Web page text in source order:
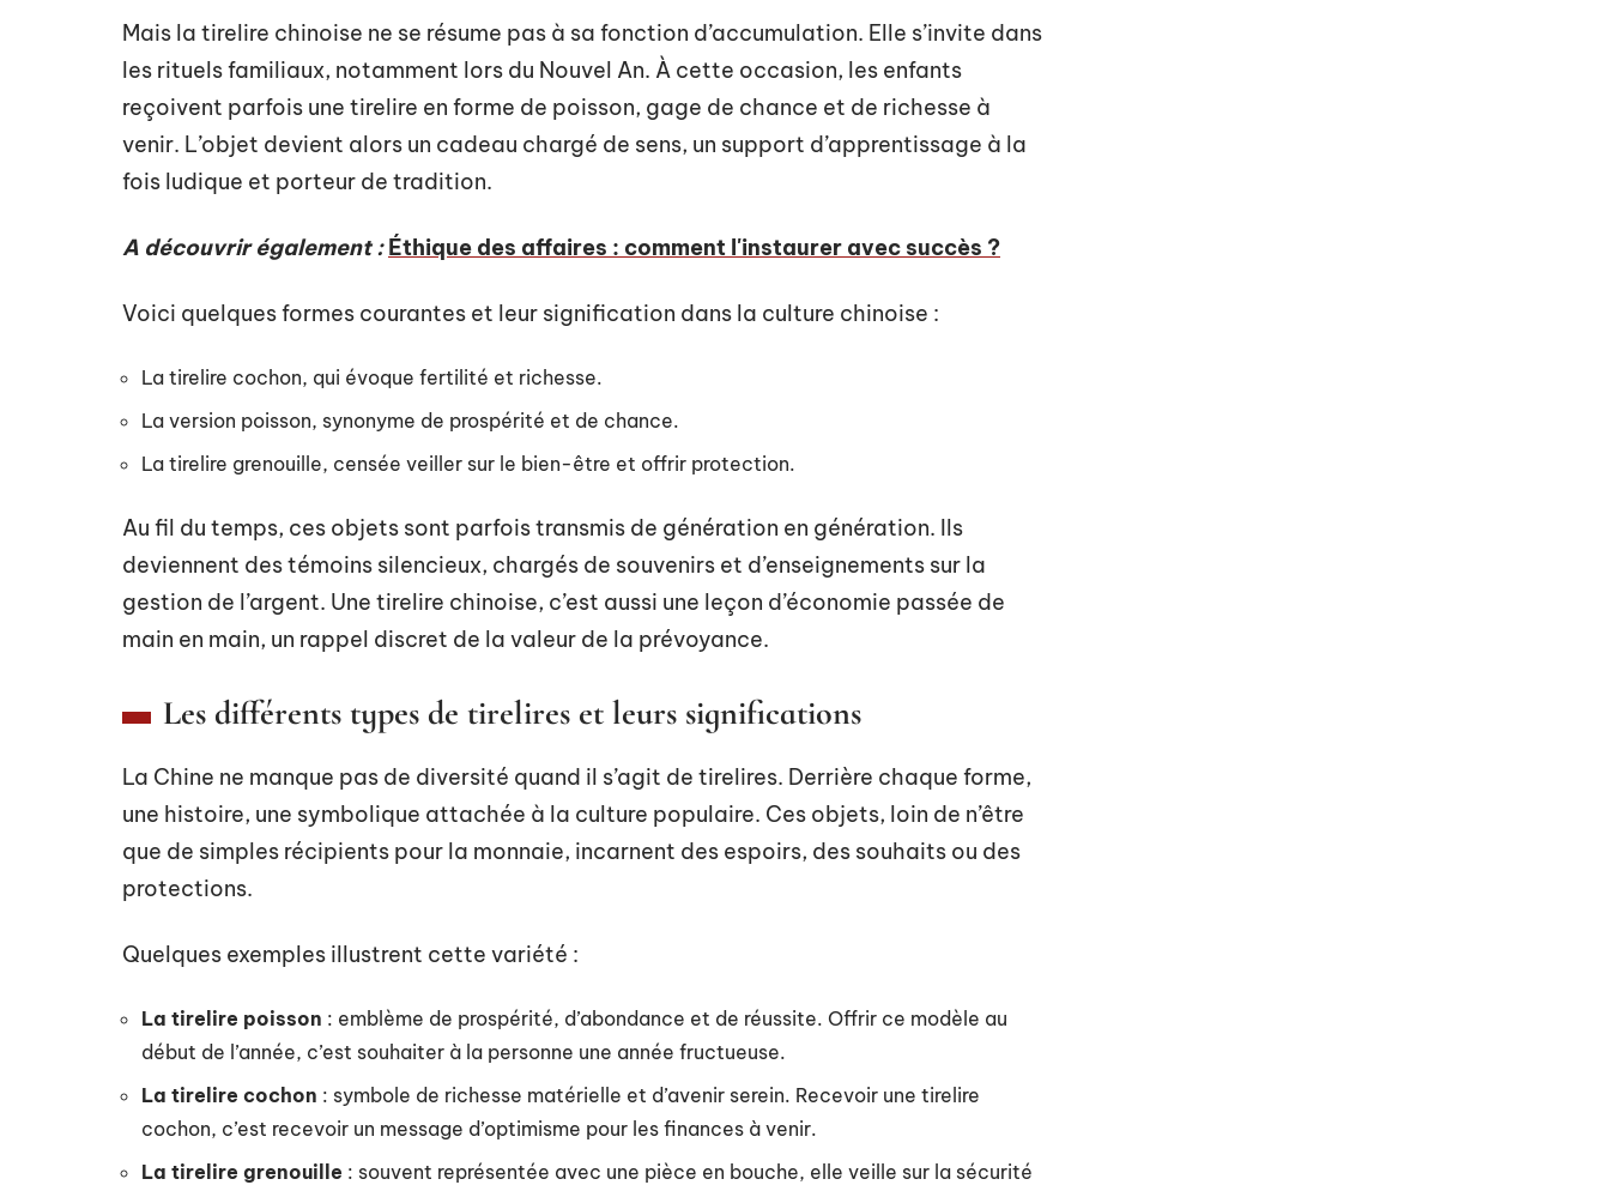
Mais la tirelire chinoise ne se résume pas à sa fonction d’accumulation. Elle s’invite dans
les rituels familiaux, notamment lors du Nouvel An. À cette occasion, les enfants
reçoivent parfois une tirelire en forme de poisson, gage de chance et de richesse à
venir. L’objet devient alors un cadeau chargé de sens, un support d’apprentissage à la
fois ludique et porteur de tradition.
A découvrir également : Éthique des affaires : comment l'instaurer avec succès ?
Voici quelques formes courantes et leur signification dans la culture chinoise :
La tirelire cochon, qui évoque fertilité et richesse.
La version poisson, synonyme de prospérité et de chance.
La tirelire grenouille, censée veiller sur le bien-être et offrir protection.
Au fil du temps, ces objets sont parfois transmis de génération en génération. Ils
deviennent des témoins silencieux, chargés de souvenirs et d’enseignements sur la
gestion de l’argent. Une tirelire chinoise, c’est aussi une leçon d’économie passée de
main en main, un rappel discret de la valeur de la prévoyance.
Les différents types de tirelires et leurs significations
La Chine ne manque pas de diversité quand il s’agit de tirelires. Derrière chaque forme,
une histoire, une symbolique attachée à la culture populaire. Ces objets, loin de n’être
que de simples récipients pour la monnaie, incarnent des espoirs, des souhaits ou des
protections.
Quelques exemples illustrent cette variété :
La tirelire poisson : emblème de prospérité, d’abondance et de réussite. Offrir ce modèle au
début de l’année, c’est souhaiter à la personne une année fructueuse.
La tirelire cochon : symbole de richesse matérielle et d’avenir serein. Recevoir une tirelire
cochon, c’est recevoir un message d’optimisme pour les finances à venir.
La tirelire grenouille : souvent représentée avec une pièce en bouche, elle veille sur la sécurité